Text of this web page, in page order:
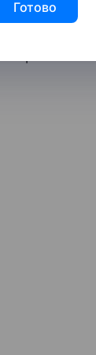
Славы
мужем,
2018-го.
Готово